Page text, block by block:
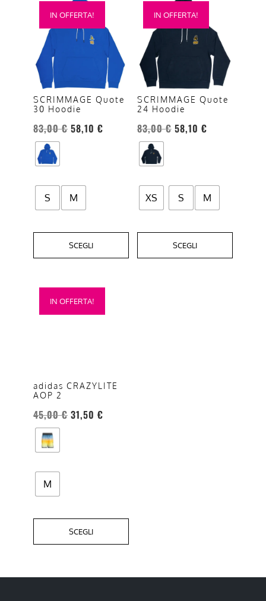
IN OFFERTA!
SCRIMMAGE Quote
30 Hoodie
83,00€ 58,10 €
S M
SCEGLI
Questo
prodotto
più
varianti.
Le
opzioni
possono
essere
scelte
nella
del
prodotto
IN OFFERTA!
SCRIMMAGE Quote
24 Hoodie
83,00€ 58,10 €
XS S M
SCEGLI
Questo
prodotto
più
varianti.
Le
opzioni
possono
essere
scelte
nella
del
prodotto
IN OFFERTA!
adidas CRAZYLITE
AOP 2
45,00€ 31,50 €
M
SCEGLI
Questo
prodotto
opzioni
possono
essere
scelte
nella
del
prodotto